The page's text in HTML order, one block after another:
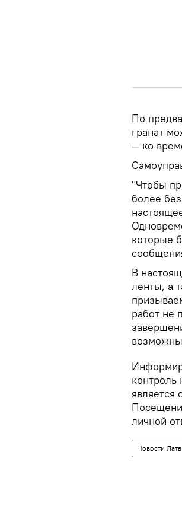
По
гранат
— ко
"Чтобы
более
которые
В
ленты, а
работ не
контроль
личной
Новости